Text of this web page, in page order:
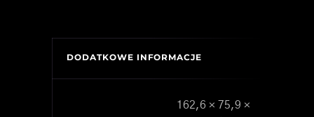
DODATKOWE INFORMACJE
162,6 × 75,9 ×